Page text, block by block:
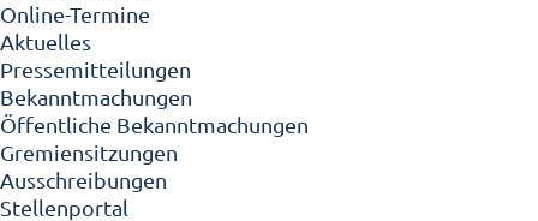
Online-Termine
Aktuelles
Pressemitteilungen
Bekanntmachungen
Öffentliche Bekanntmachungen
Gremiensitzungen
Ausschreibungen
Stellenportal